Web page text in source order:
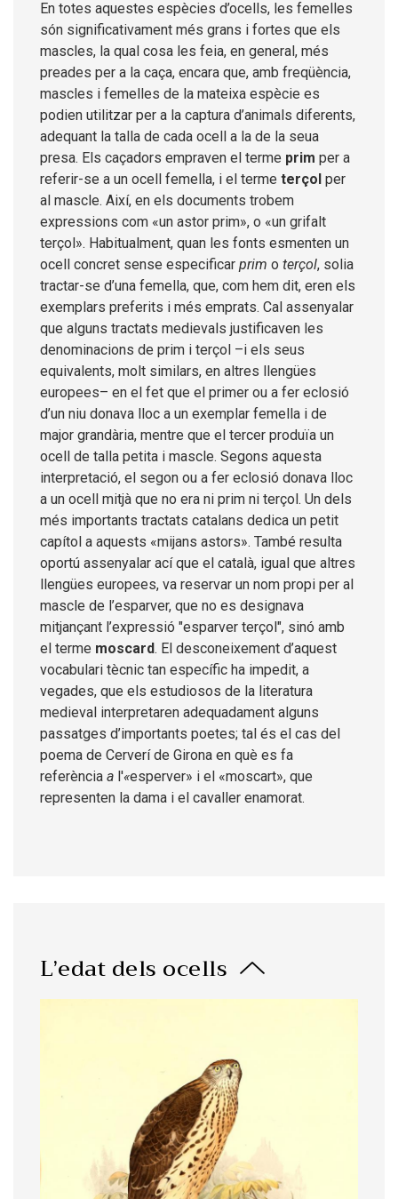
En totes aquestes espècies d’ocells, les femelles
són significativament més grans i fortes que els
mascles, la qual cosa les feia, en general, més
preades per a la caça, encara que, amb freqüència,
mascles i femelles de la mateixa espècie es
podien utilitzar per a la captura d’animals diferents,
adequant la talla de cada ocell a la de la seua
presa. Els caçadors empraven el terme prim per a
referir-se a un ocell femella, i el terme terçol per
al mascle. Així, en els documents trobem
expressions com «un astor prim», o «un grifalt
terçol». Habitualment, quan les fonts esmenten un
ocell concret sense especificar prim o terçol, solia
tractar-se d’una femella, que, com hem dit, eren els
exemplars preferits i més emprats. Cal assenyalar
que alguns tractats medievals justificaven les
denominacions de prim i terçol –i els seus
equivalents, molt similars, en altres llengües
europees– en el fet que el primer ou a fer eclosió
d’un niu donava lloc a un exemplar femella i de
major grandària, mentre que el tercer produïa un
ocell de talla petita i mascle. Segons aquesta
interpretació, el segon ou a fer eclosió donava lloc
a un ocell mitjà que no era ni prim ni terçol. Un dels
més importants tractats catalans dedica un petit
capítol a aquests «mijans astors». També resulta
oportú assenyalar ací que el català, igual que altres
llengües europees, va reservar un nom propi per al
mascle de l’esparver, que no es designava
mitjançant l’expressió "esparver terçol", sinó amb
el terme moscard. El desconeixement d’aquest
vocabulari tècnic tan específic ha impedit, a
vegades, que els estudiosos de la literatura
medieval interpretaren adequadament alguns
passatges d’importants poetes; tal és el cas del
poema de Cerverí de Girona en què es fa
referència a l'«esperver» i el «moscart», que
representen la dama i el cavaller enamorat.
L’edat dels ocells